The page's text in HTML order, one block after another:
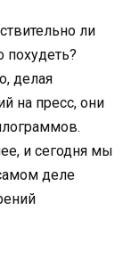
ли
похудеть?
делая
на пресс, они
и сегодня мы
деле